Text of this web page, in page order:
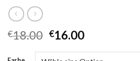
€18.00 €16.00